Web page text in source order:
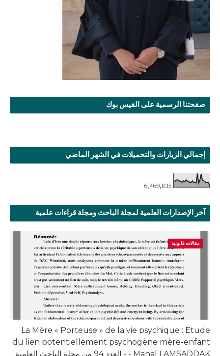
صفحتنا الرسمية على الفيس بوك
إجمالي الزيارات والتحميلات في الشهر الماضي
6,469,835
آخر الإصدارات العلمية لمجلة الباحث ومجلة قراءات علمية
مقالات قانونية
La Mère « Porteuse » de la vie psychique : Étude
du lien potentiellement psychogène mère-enfant
- Manal LAMSADDAK - العدد 94 من مجلة الباحث العلمية